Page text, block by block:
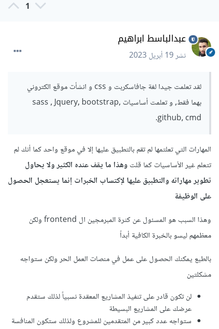
1
عبدالباسط ابراهيم
نشر19 أبريل 2023
لقد تعلمت جيدا لغة جافاسكربت و css و انشأت موقع الكتروني
بهما فقط, و تعلمت أساسيات sass , Jquery, bootstrap,
github, cmd.
المهارات التي تعلتمها لم تقم بالتطبيق عليها إلا في موقع واحد كما أنك لم
تتعلم غير الأساسيات كما قلت وهذا ما يقف عنده الكثير ولا يحاول
تطوير مهاراته والتطبيق عليها لإكتساب الخبرات إنما يستعجل الحصول
على الوظيفة
وهذا السبب هو المسئول عن كثرة المبرمجين ال frontend ولكن
معظمهم ليسو بالخبرة الكافية أبداً
بالطبع يمكنك الحصول على عمل في منصات العمل الحر ولكن ستواجه
مشكلتين
لن تكون قادر على تنفيذ المشاريع المعقدة نسبياً لذلك ستقدم
عرضك على المشاريع البسيطة
ستواجه عدد كبير من المتقدمين للمشروع ولذلك ستكون المنافسة